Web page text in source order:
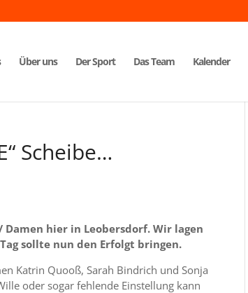
Über uns Der Sport Das Team Kalender
Scheibe…
hier in Leobersdorf. Wir lagen
sollte nun den Erfolgt bringen.
Katrin Quooß, Sarah Bindrich und Sonja
oder sogar fehlende Einstellung kann